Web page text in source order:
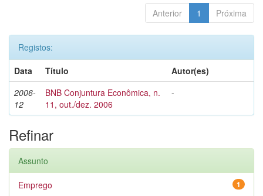
Anterior 1 Próxima
Registos:
Data
Título
Autor(es)
2006-
12
BNB Conjuntura Econômica, n.
11, out./dez. 2006
-
Refinar
Assunto
1
Emprego